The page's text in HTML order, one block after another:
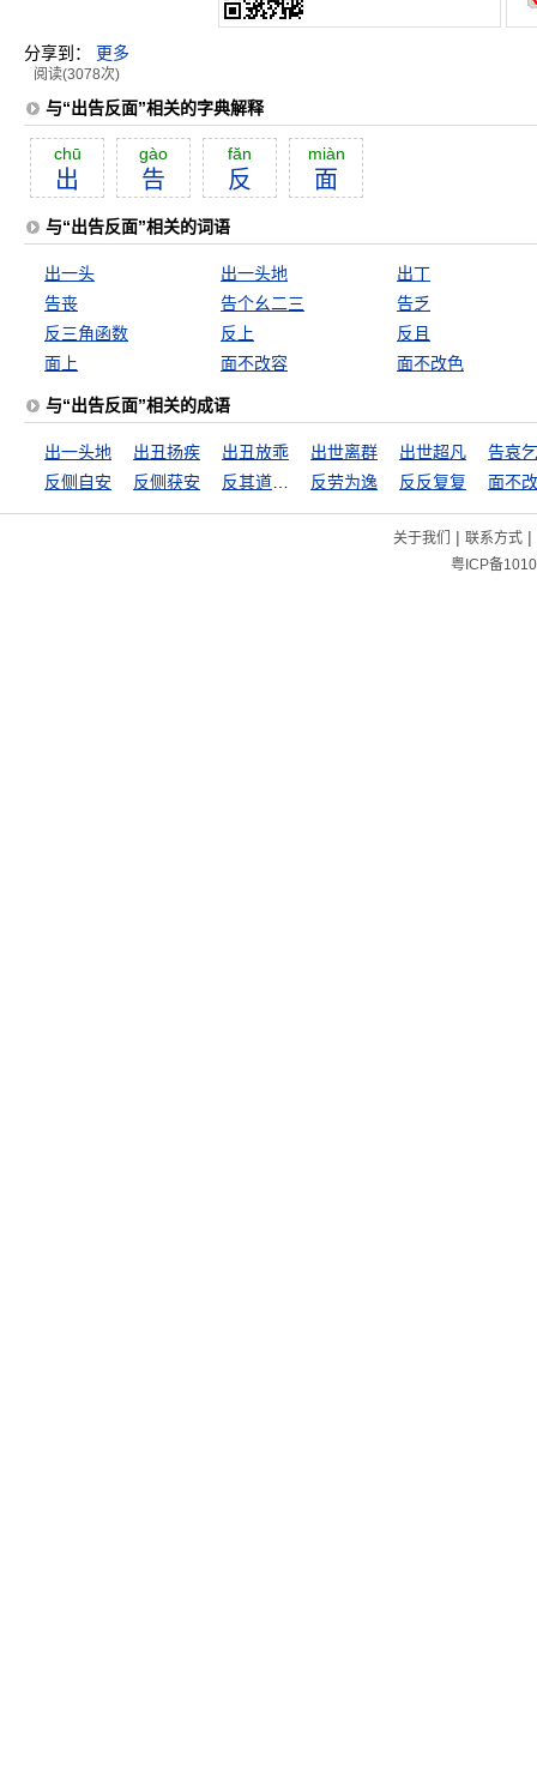
分享到： 更多
阅读(3078次)
与“出告反面”相关的字典解释
chū
出
gào
告
făn
反
miàn
面
与“出告反面”相关的词语
出一头 出一头地
出丁
告丧
告个幺二三
告乏
反三角函数
反上
反且
面上
面不改容 面不改色
与“出告反面”相关的成语
出一头地 出丑扬疾 出丑放乖 出世离群 出世超凡
告哀
反侧自安
反侧获安 反劳为逸 反反复复 面不
关于我们 | 联系方式|
粤ICP备